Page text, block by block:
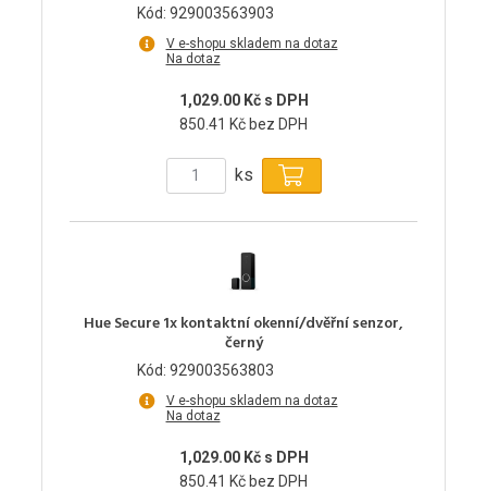
Kód: 929003563903
V e-shopu skladem na dotaz
Na dotaz
1,029.00 Kč s DPH
850.41 Kč bez DPH
ks
Hue Secure 1x kontaktní okenní/dvěřní senzor,
černý
Kód: 929003563803
V e-shopu skladem na dotaz
Na dotaz
1,029.00 Kč s DPH
850.41 Kč bez DPH